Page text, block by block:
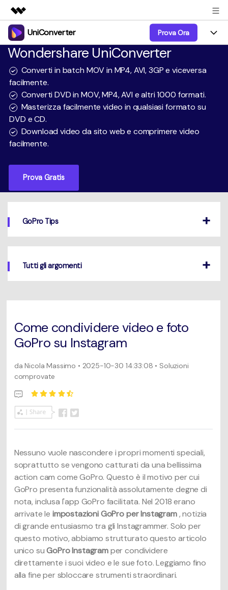
Prodotti in evidenza
Creatività digitale AIGC
Utilità
Business
Panoramica
Soluzione
Chi siamo
Sala stampa
Negozio
UniConverter Prova Ora
Prodotti
UniConverter-Convertitore Video
UniConverter per Windows
UniConverter per Mac
AniSmall-Video Compressor
AniSmall per Desktop
AniSmall per iOS
Funzioni
Video/Audio
Lab AI
Guida
Blog
Comprimere
Convertire MP4
Masterizzare
Informazioni di più
Centro di Supporto
Tutte le informazioni di cui hai bisogno per aiutarti a
utilizzare UniConverter.
Specifiche Tecniche
Novità
ACQUISTA ORA
Wondershare UniConverter
Converti in batch MOV in MP4, AVI, 3GP e viceversa
facilmente.
Converti DVD in MOV, MP4, AVI e altri 1000 formati.
Masterizza facilmente video in qualsiasi formato su
DVD e CD.
Download video da sito web e comprimere video
facilmente.
Prova Gratis
GoPro Tips
Tutti gli argomenti
Come condividere video e foto
GoPro su Instagram
da Nicola Massimo • 2025-10-30 14:33:08 • Soluzioni
comprovate
Nessuno vuole nascondere i propri momenti speciali,
soprattutto se vengono catturati da una bellissima
action cam come GoPro. Questo è il motivo per cui
GoPro presenta funzionalità assolutamente degne di
nota, inclusa l'app GoPro facilitata. Nel 2018 erano
arrivate le impostazioni GoPro per Instagram, notizia
di grande entusiasmo tra gli Instagrammer. Solo per
questo motivo, abbiamo strutturato questo articolo
unico suGoPro Instagramper condividere
direttamente i suoi video e le sue foto. Leggiamo fino
alla fine per sbloccare strumenti straordinari.